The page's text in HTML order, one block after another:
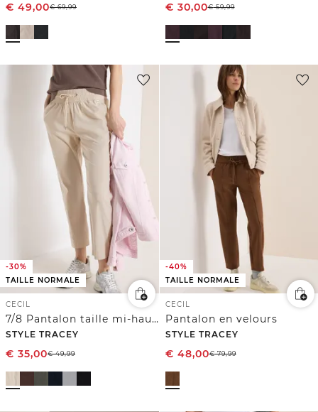
€ 49,00€69,99 € 30,00€59,99
-30%
TAILLE NORMALE
CECIL
7/8 Pantalon taille mi-haute coupe slim
STYLE TRACEY
€ 35,00€49,99
-40%
TAILLE NORMALE
CECIL
Pantalon en velours
STYLE TRACEY
€ 48,00€79,99